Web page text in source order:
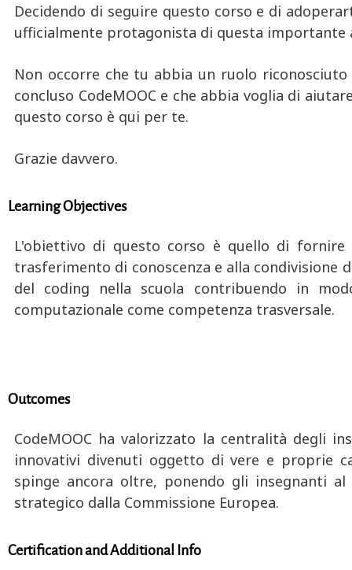
Decidendo di seguire questo corso e di
ufficialmente protagonista di questa importante
Non occorre che tu abbia un ruolo
concluso CodeMOOC e che abbia voglia di
questo corso è qui per te.
Grazie davvero.
Learning Objectives
L'obiettivo di questo corso è quello di
trasferimento di conoscenza e alla
del coding nella scuola contribuendo in
computazionale come competenza trasversale.
Outcomes
CodeMOOC ha valorizzato la centralità degli
innovativi divenuti oggetto di vere e proprie
spinge ancora oltre, ponendo gli insegnanti
strategico dalla Commissione Europea.
Certification and Additional Info